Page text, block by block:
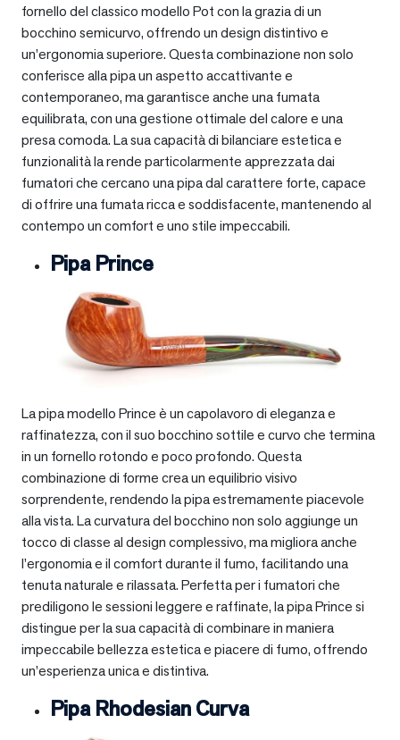
fornello del classico modello Pot con la grazia di un
bocchino semicurvo, offrendo un design distintivo e
un’ergonomia superiore. Questa combinazione non solo
conferisce alla pipa un aspetto accattivante e
contemporaneo, ma garantisce anche una fumata
equilibrata, con una gestione ottimale del calore e una
presa comoda. La sua capacità di bilanciare estetica e
funzionalità la rende particolarmente apprezzata dai
fumatori che cercano una pipa dal carattere forte, capace
di offrire una fumata ricca e soddisfacente, mantenendo al
contempo un comfort e uno stile impeccabili.
Pipa Prince
La pipa modello Prince è un capolavoro di eleganza e
raffinatezza, con il suo bocchino sottile e curvo che termina
in un fornello rotondo e poco profondo. Questa
combinazione di forme crea un equilibrio visivo
sorprendente, rendendo la pipa estremamente piacevole
alla vista. La curvatura del bocchino non solo aggiunge un
tocco di classe al design complessivo, ma migliora anche
l’ergonomia e il comfort durante il fumo, facilitando una
tenuta naturale e rilassata. Perfetta per i fumatori che
prediligono le sessioni leggere e raffinate, la pipa Prince si
distingue per la sua capacità di combinare in maniera
impeccabile bellezza estetica e piacere di fumo, offrendo
un’esperienza unica e distintiva.
Pipa Rhodesian Curva